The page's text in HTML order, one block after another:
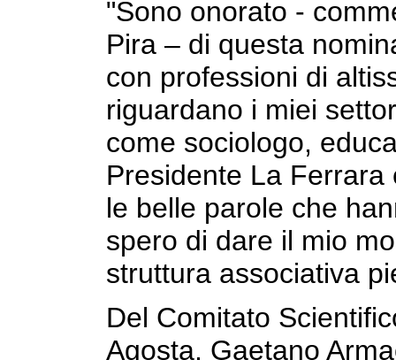
"Sono onorato -
Pira – di questa
con professioni di
riguardano i miei
come sociologo,
Presidente La
le belle parole che
spero di dare il mio
struttura associativa
Del Comitato
Agosta, Gaetano